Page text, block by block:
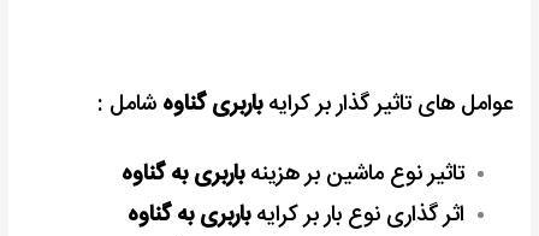
عوامل های تاثیر گذار بر کرایهباربری گناوه شامل :
تاثیر نوع ماشین بر هزینهباربری به گناوه
اثر گذاری نوع بار بر کرایهباربری به گناوه